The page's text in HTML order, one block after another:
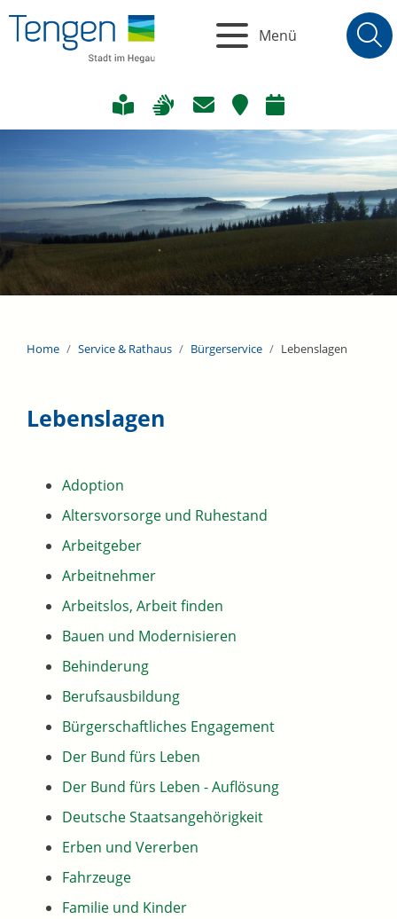
Menü
Home Service & Rathaus Bürgerservice Lebenslagen
Lebenslagen
Adoption
Altersvorsorge und Ruhestand
Arbeitgeber
Arbeitnehmer
Arbeitslos, Arbeit finden
Bauen und Modernisieren
Behinderung
Berufsausbildung
Bürgerschaftliches Engagement
Der Bund fürs Leben
Der Bund fürs Leben - Auflösung
Deutsche Staatsangehörigkeit
Erben und Vererben
Fahrzeuge
Familie und Kinder